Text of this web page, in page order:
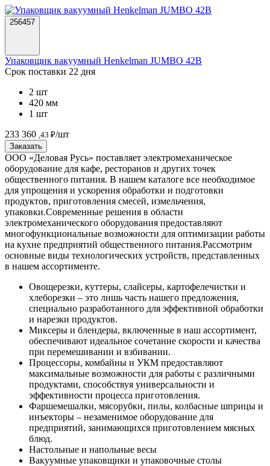
256457
Упаковщик вакуумный Henkelman JUMBO 42В
Срок поставки 22 дня
2 шт
420 мм
1 шт
233 360 ,43 ₽/шт
Заказать
ООО «Деловая Русь» поставляет электромеханическое
оборудование для кафе, ресторанов и других точек
общественного питания. В нашем каталоге все необходимое
для упрощения и ускорения обработки и подготовки
продуктов, приготовления смесей, измельчения,
упаковки.Современные решения в области
электромеханического оборудования предоставляют
многофункциональные возможности для оптимизации работы
на кухне предприятий общественного питания.Рассмотрим
основные виды технологических устройств, представленных
в нашем ассортименте.
Овощерезки, куттеры, слайсеры, картофелечистки и
хлеборезки – это лишь часть нашего предложения,
специально разработанного для эффективной обработки
и нарезки продуктов.
Миксеры и блендеры, включенные в наш ассортимент,
обеспечивают идеальное сочетание скорости и качества
при перемешивании и взбивании.
Процессоры, комбайны и УКМ предоставляют
максимальные возможности для работы с различными
продуктами, способствуя универсальности и
эффективности процесса приготовления.
Фаршемешалки, мясорубки, пилы, колбасные шприцы и
инъекторы – незаменимое оборудование для
предприятий, занимающихся приготовлением мясных
блюд.
Настольные и напольные весы
Вакуумные упаковщики и упаковочные столы